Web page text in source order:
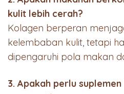
kulit lebih cerah?
Kolagen berperan
kelembaban kulit, tetapi
dipengaruhi pola makan
3. Apakah perlu